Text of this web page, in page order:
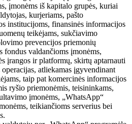
įmonėms iš kapitalo grupės, kuriai
kurjeriams, pašto
institucijoms, finansinės informacijos
teikėjams, sukčiavimo
prevencijos priemonių
fondus valdančioms įmonėms,
įrangos ir platformų, skirtų aptarnauti
atliekamas įgyvendinant
taip pat komercinės informacijos
ryšio priemonėmis, teisininkams,
įmonėms, „WhatsApp“
teikiančioms serverius bei